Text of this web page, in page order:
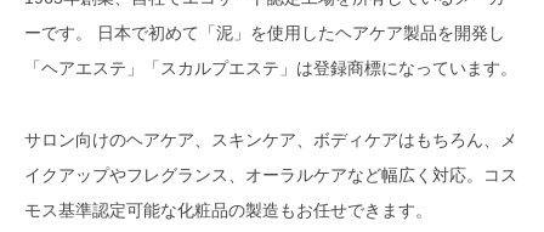
株式会社マーナーコスメチックス
（千葉・岩手）
岡）
オーガニックコスメOEMメーカーを
ーです。 日本で初めて「泥」を使用したヘアケア製品を開発し
「ヘアエステ」「スカルプエステ」は登録商標になっています。
サロン向けのヘアケア、スキンケア、ボディケアはもちろん、メ
イクアップやフレグランス、オーラルケアなど幅広く対応。コス
モス基準認定可能な化粧品の製造もお任せできます。